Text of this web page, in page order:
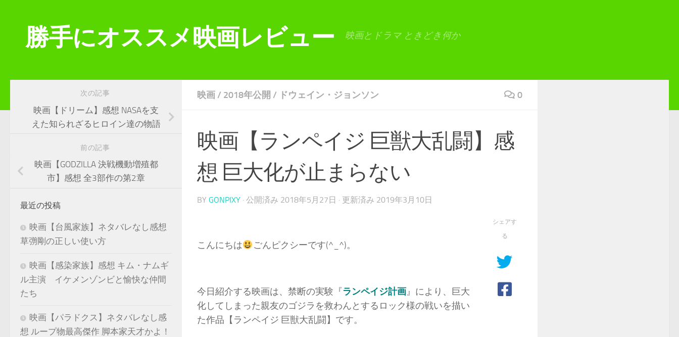
勝手にオススメ映画レビュー 映画とドラマ ときどき何か
映画 / 2018年公開 / ドウェイン・ジョンソン 0
映画【ランペイジ 巨獣大乱闘】感
想 巨大化が止まらない
BY GONPIXY · 公開済み 2018年5月27日 · 更新済み 2019年3月10日
こんにちは ごんピクシーです(^_^)。
今日紹介する映画は、禁断の実験『ランペイジ計画』により、巨大
化してしまった親友のゴジラを救わんとするロック様の戦いを描い
た作品【ランペイジ 巨獣大乱闘】です。
シェアす
る
次の記事
映画【ドリーム】感想 NASAを支
えた知られざるヒロイン達の物語
前の記事
映画【GODZILLA 決戦機動増殖都
市】感想 全3部作の第2章
最近の投稿
映画【台風家族】ネタバレなし感想
草彅剛の正しい使い方
映画【感染家族】感想 キム・ナムギ
ル主演 イケメンゾンビと愉快な仲間
たち
映画【パラドクス】ネタバレなし感
想 ループ物最高傑作 脚本家天才かよ！